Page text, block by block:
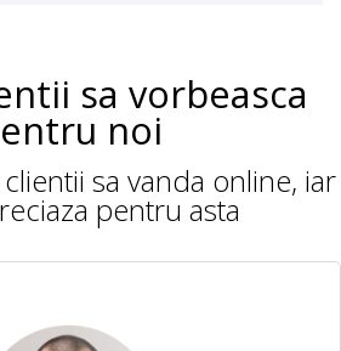
sa vorbeasca
noi
sa vanda online, iar
pentru asta